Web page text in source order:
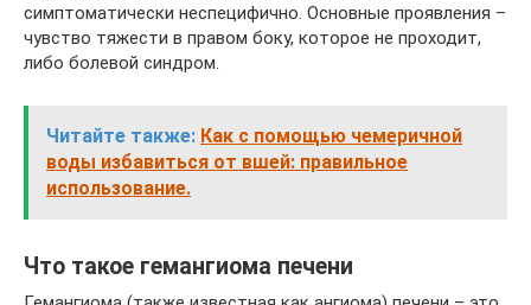
симптоматически неспецифично. Основные проявления –
чувство тяжести в правом боку, которое не проходит,
либо болевой синдром.
Читайте также: Как с помощью чемеричной
воды избавиться от вшей: правильное
использование.
Что такое гемангиома печени